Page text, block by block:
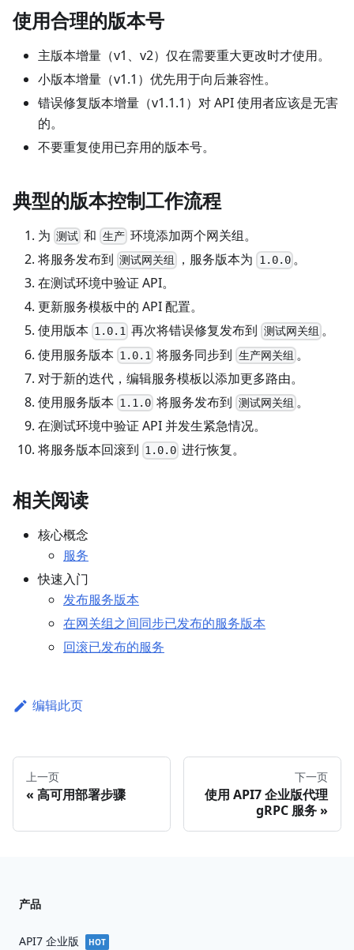
使用合理的版本号
主版本增量（v1、v2）仅在需要重大更改时才使用。
小版本增量（v1.1）优先用于向后兼容性。
错误修复版本增量（v1.1.1）对 API 使用者应该是无害
的。
不要重复使用已弃用的版本号。
典型的版本控制工作流程
为 测试 和 生产环境添加两个网关组。
将服务发布到 测试网关组 ，服务版本为 1.0.0。
在测试环境中验证 API。
更新服务模板中的 API 配置。
使用版本 1.0.1 再次将错误修复发布到 测试网关组 。
使用服务版本 1.0.1 将服务同步到 生产网关组 。
对于新的迭代，编辑服务模板以添加更多路由。
使用服务版本 1.1.0 将服务发布到 测试网关组 。
在测试环境中验证 API 并发生紧急情况。
将服务版本回滚到 1.0.0 进行恢复。
相关阅读
核心概念
服务
快速入门
发布服务版本
在网关组之间同步已发布的服务版本
回滚已发布的服务
编辑此页
上一页
高可用部署步骤
下一页
使用 API7 企业版代理
gRPC 服务
产品
API7 企业版 HOT